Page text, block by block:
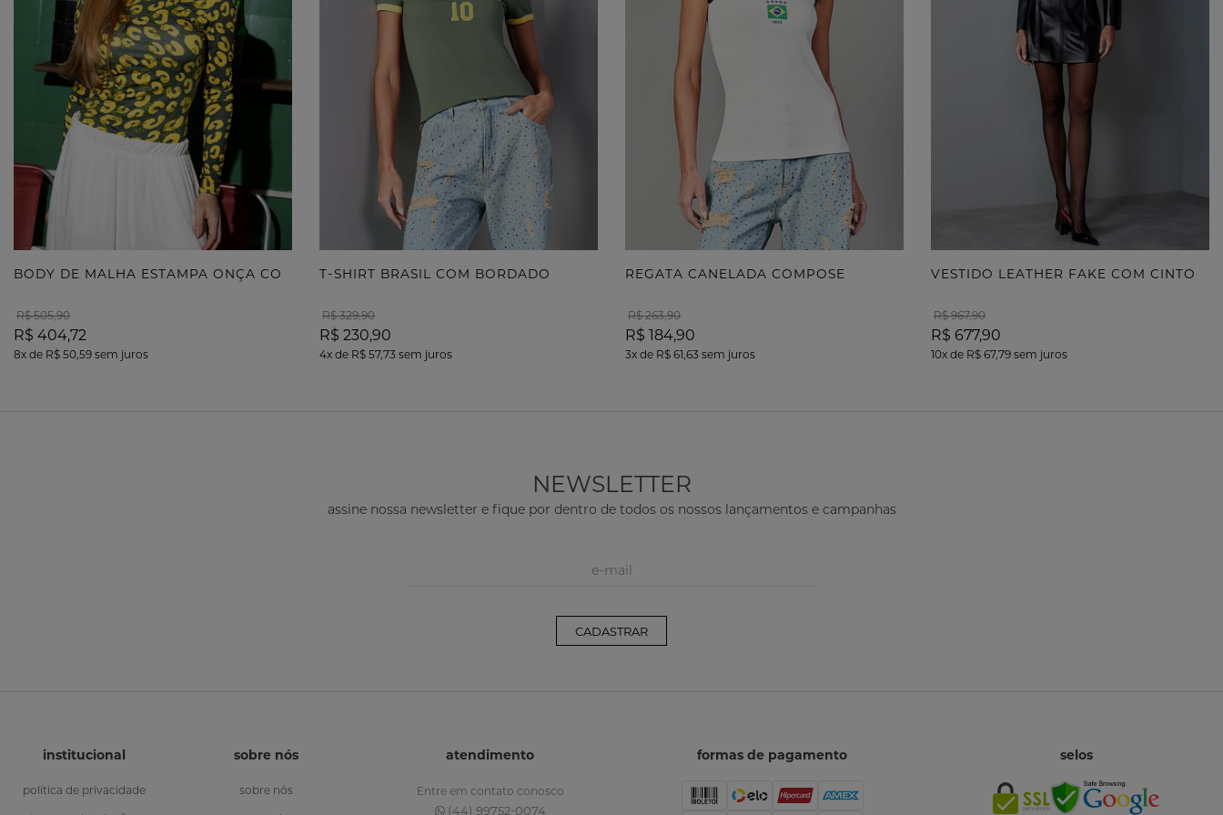
acessórios, calçados e sobreposições, de acordo com a
ocasião. Para um visual casual, aposte em tênis ou
sandálias. Já para produções mais elegantes, escolha
scarpins, bolsas sofisticadas e acessórios discretos que
valorizem o look sem exageros.
Bordados que enriquecem o visual
O grande diferencial do vestido está nos detalhes
bordados, que acrescentam charme e exclusividade à
peça. Os acabamentos cuidadosamente trabalhados
criam pontos de destaque que valorizam o design e
enriquecem a composição sem comprometer a leveza
Como escolher o tamanho ideal de vestido?
Para escolher o tamanho ideal de vestido, compare
R$ 505,90
R$ 404,72
8xde R$ 50,59sem juros
T-SHIRT BRASIL COM BORDADO
R$ 329,90
R$ 230,90
4xde R$ 57,73 sem juros
REGATA CANELADA COMPOSE
R$ 263,90
R$ 184,90
3xde R$ 61,63 sem juros
VESTIDO LEATHER FAKE COM CINTO
R$ 967,90
R$ 677,90
10xde R$ 67,79sem juros
NEWSLETTER
assine nossa newsletter e fique por dentro de todos os nossos lançamentos e campanhas
CADASTRAR
institucional
política de privacidade
sobre nós
sobre nós
atendimento
Entre em contato conosco
(44) 99752-0074
formas de pagamento selos